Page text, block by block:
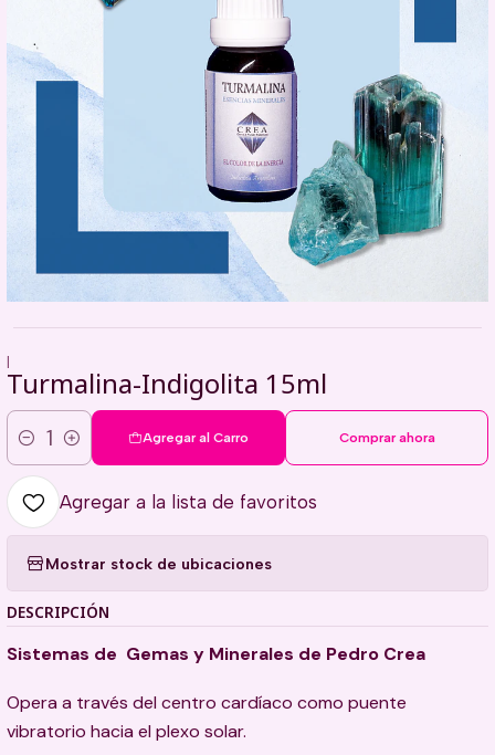
|
Turmalina-Indigolita 15ml
Cantidad
Agregar al Carro Comprar ahora
Agregar a la lista de favoritos
Mostrar stock de ubicaciones
DESCRIPCIÓN
Sistemas de Gemas y Minerales de Pedro Crea
Opera a través del centro cardíaco como puente
vibratorio hacia el plexo solar.